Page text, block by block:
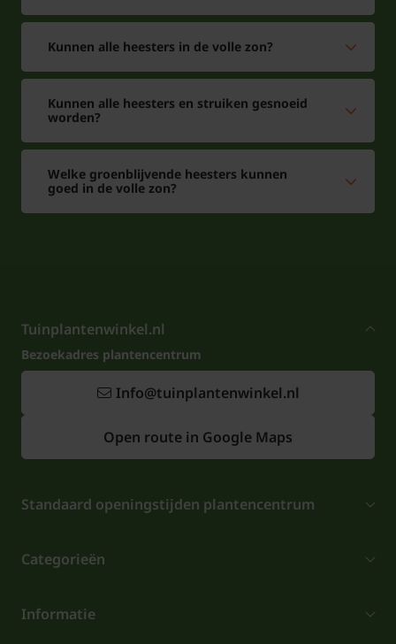
Kunnen alle heesters in de volle zon?
Kunnen alle heesters en struiken gesnoeid
worden?
Welke groenblijvende heesters kunnen
goed in de volle zon?
Tuinplantenwinkel.nl
Bezoekadres plantencentrum
Info@tuinplantenwinkel.nl
Open route in Google Maps
Standaard openingstijden plantencentrum
Categorieën
Informatie